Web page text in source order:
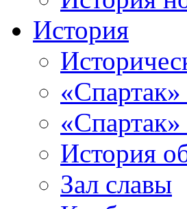
История
«Спартак»
История
Зал славы